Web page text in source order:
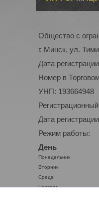
Общество с
г. Минск, ул.
Дата
Номер в
УНП: 193664948
Дата
Режим работы:
День
Понедельник
Вторник
Среда
Четверг